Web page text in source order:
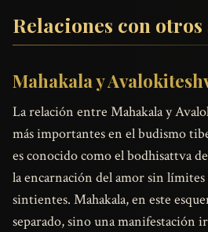
Relaciones con otros
Mahakala y
La relación entre Mahakala y
más importantes en el budismo
es conocido como el bodhisattva
la encarnación del amor sin límites
sintientes. Mahakala, en este
separado, sino una manifestación